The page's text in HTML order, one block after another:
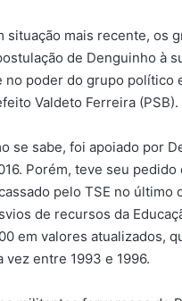
situação mais recente, os
de Denguinho à
no poder do grupo político
Valdeto Ferreira (PSB).
se sabe, foi apoiado por
Porém, teve seu
pelo TSE no último
de recursos da
em valores atualizados,
vez entre 1993 e 1996.